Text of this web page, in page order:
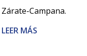
Zárate-Campana.
LEER MÁS